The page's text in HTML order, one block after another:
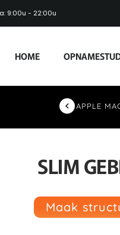
9:00u - 22:00u
HOME
APPLE
SLIM
Maak